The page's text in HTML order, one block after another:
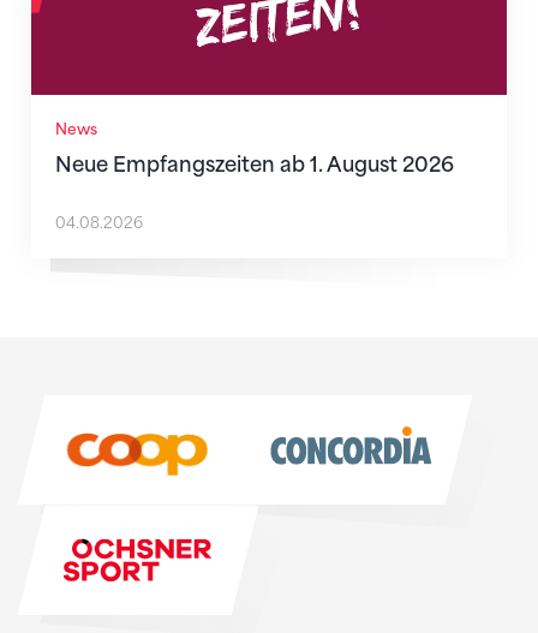
News
Neue Empfangszeiten ab 1. August 2026
04.08.2026